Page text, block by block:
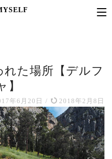
た場所【デルフ
】
年6月20日 / 2018年2月8日